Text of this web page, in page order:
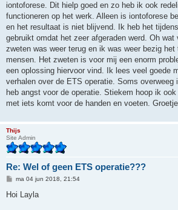
iontoforese. Dit hielp goed en zo heb ik ook
functioneren op het werk. Alleen is iontoforese
en het resultaat is niet blijvend. Ik heb het
gebruikt omdat het zeer afgeraden werd. Oh
zweten was weer terug en ik was weer bezig
mensen. Het zweten is voor mij een enorm
een oplossing hiervoor vind. Ik lees veel goede
verhalen over de ETS operatie. Soms
heb angst voor de operatie. Stiekem hoop ik
met iets komt voor de handen en voeten.
Thijs
Site Admin
Re: Wel of geen ETS operatie???
B
r
ma 04 jun 2018, 21:54
Hoi Layla